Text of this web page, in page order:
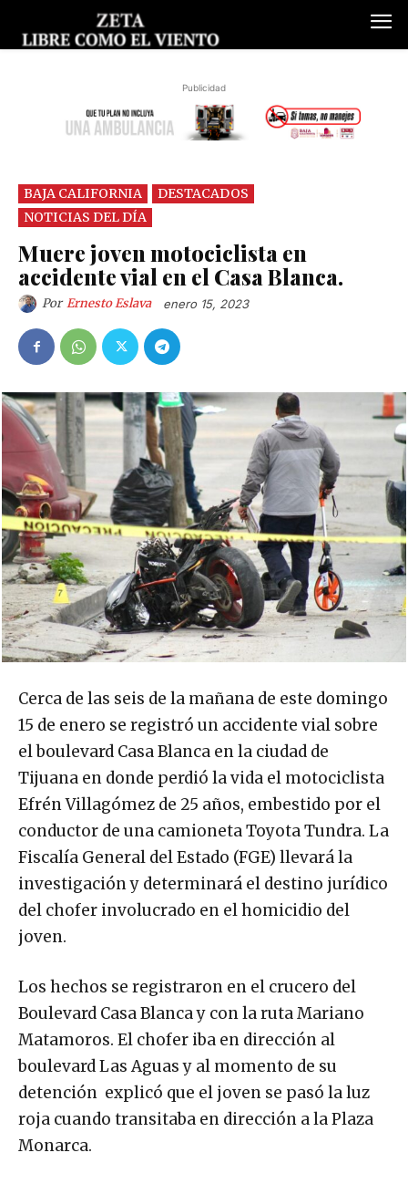
Publicidad
BAJA CALIFORNIA
DESTACADOS
NOTICIAS DEL DÍA
Muere joven motociclista en
accidente vial en el Casa Blanca.
Por Ernesto Eslava enero 15, 2023
Cerca de las seis de la mañana de este domingo
15 de enero se registró un accidente vial sobre
el boulevard Casa Blanca en la ciudad de
Tijuana en donde perdió la vida el motociclista
Efrén Villagómez de 25 años, embestido por el
conductor de una camioneta Toyota Tundra. La
Fiscalía General del Estado (FGE) llevará la
investigación y determinará el destino jurídico
del chofer involucrado en el homicidio del
joven.
Los hechos se registraron en el crucero del
Boulevard Casa Blanca y con la ruta Mariano
Matamoros. El chofer iba en dirección al
boulevard Las Aguas y al momento de su
detención explicó que el joven se pasó la luz
roja cuando transitaba en dirección a la Plaza
Monarca.